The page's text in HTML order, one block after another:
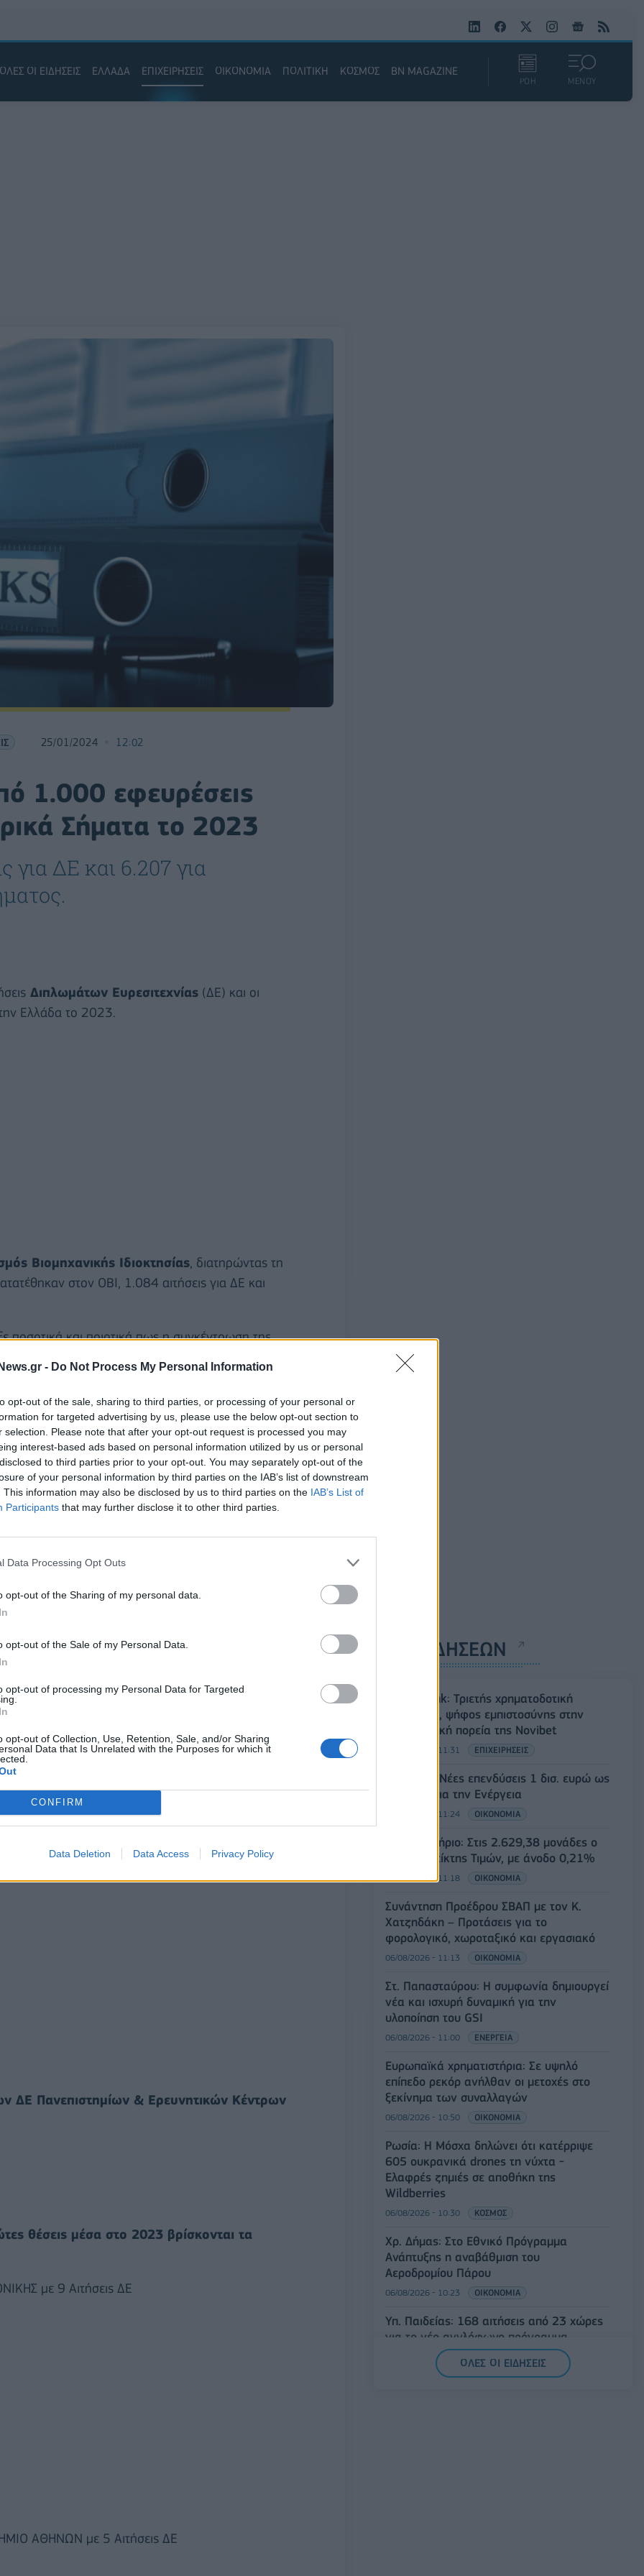
- Do Not Process My Personal Information
opt-out of the sale, sharing to third parties, or processing of your personal or
for targeted advertising by us, please use the below opt-out section to
selection. Please note that after your opt-out request is processed you may
interest-based ads based on personal information utilized by us or personal
to third parties prior to your opt-out. You may separately opt-out of the
of your personal information by third parties on the IAB’s list of downstream
This information may also be disclosed by us to third parties on the IAB’s List of
Participants that may further disclose it to other third parties.
Data Processing Opt Outs
opt-out of the Sharing of my personal data.
opt-out of the Sale of my Personal Data.
opt-out of processing my Personal Data for Targeted
opt-out of Collection, Use, Retention, Sale, and/or Sharing
Data that Is Unrelated with the Purposes for which it
CONFIRM
Data Deletion Data Access Privacy Policy
ΟΛΕΣ ΟΙ ΕΙΔΗΣΕΙΣ ΕΛΛΑΔΑ ΕΠΙΧΕΙΡΗΣΕΙΣ ΟΙΚΟΝΟΜΙΑ ΠΟΛΙΤΙΚΗ ΚΟΣΜΟΣ BN MAGAZINE
ΡΟΗ ΜΕΝΟΥ
25/01/2024 12:02
1.000 εφευρέσεις
Σήματα το 2023
για ΔΕ και 6.207 για
Διπλωμάτων Ευρεσιτεχνίας (ΔΕ) και οι
Ελλάδα το 2023.
Βιομηχανικής Ιδιοκτησίας , διατηρώντας τη
στον ΟΒΙ, 1.084 αιτήσεις για ΔΕ και
ποσοτικά και ποιοτικά πως η συγκέντρωση της
και στη χώρα μας συνηγορεί στη σημαντική
από τον ΟΒΙ» αναφέρει η ίδια ανακοίνωση.
Ευρεσιτεχνίας (ΔΕ) καταλαμβάνει με διαφορά ο
των αιτήσεων για ΔΕ.
τις νέες ιδέες τους σε ευρεσιτεχνίες και
πρόοδο και την ανάπτυξη, με το άυλο
τους να αποτελεί προστιθέμενη αξία,
φορείς, τις επιχειρήσεις» όπως υπογραμμίζεται
ευρεσιτεχνίας από Ελληνικά Πανεπιστήμια και
τάση την τελευταία 5ετία. Συγκεκριμένα:
ΔΕ Πανεπιστημίων & Ερευνητικών Κέντρων
θέσεις μέσα στο 2023 βρίσκονται τα
με 9 Αιτήσεις ΔΕ
ΑΘΗΝΩΝ με 5 Αιτήσεις ΔΕ
ΡΟΗ ΕΙΔΗΣΕΩΝ
Alpha Bank: Τριετής χρηματοδοτική
συμφωνία, ψήφος εμπιστοσύνης στην
αναπτυξιακή πορεία της Novibet
06/08/2026 - 11:31 ΕΠΙΧΕΙΡΗΣΕΙΣ
ΥΠΕΘΟΟ: Νέες επενδύσεις 1 δισ. ευρώ ως
το 2028 για την Ενέργεια
06/08/2026 - 11:24 ΟΙΚΟΝΟΜΙΑ
Χρηματιστήριο: Στις 2.629,38 μονάδες ο
Γενικός Δείκτης Τιμών, με άνοδο 0,21%
06/08/2026 - 11:18 ΟΙΚΟΝΟΜΙΑ
Συνάντηση Προέδρου ΣΒΑΠ με τον Κ.
Χατζηδάκη – Προτάσεις για το
φορολογικό, χωροταξικό και εργασιακό
06/08/2026 - 11:13 ΟΙΚΟΝΟΜΙΑ
Στ. Παπασταύρου: Η συμφωνία δημιουργεί
νέα και ισχυρή δυναμική για την
υλοποίηση του GSI
06/08/2026 - 11:00 ΕΝΕΡΓΕΙΑ
Ευρωπαϊκά χρηματιστήρια: Σε υψηλό
επίπεδο ρεκόρ ανήλθαν οι μετοχές στο
ξεκίνημα των συναλλαγών
06/08/2026 - 10:50 ΟΙΚΟΝΟΜΙΑ
Ρωσία: Η Μόσχα δηλώνει ότι κατέρριψε
605 ουκρανικά drones τη νύχτα -
Ελαφρές ζημιές σε αποθήκη της
Wildberries
06/08/2026 - 10:30 ΚΟΣΜΟΣ
Χρ. Δήμας: Στο Εθνικό Πρόγραμμα
Ανάπτυξης η αναβάθμιση του
Αεροδρομίου Πάρου
06/08/2026 - 10:23 ΟΙΚΟΝΟΜΙΑ
Υπ. Παιδείας: 168 αιτήσεις από 23 χώρες
για το νέο αγγλόφωνο πρόγραμμα
Ιατρικής του Πανεπιστημίου Πατρών
06/08/2026 - 10:08
ΟΛΕΣ ΟΙ ΕΙΔΗΣΕΙΣ